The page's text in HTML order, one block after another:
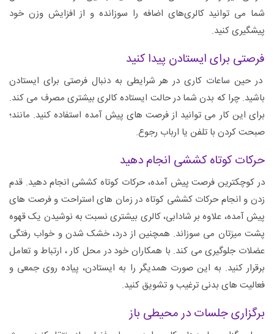
شما می ‌توانید کالری‌های اضافه را سوزانده و از افزایش وزن خود
پیشگیری کنید.
فرصتی برای ایستادن پیدا کنید
در حین ساعات کاری در هر شرایطی به دنبال فرصتی برای ایستادن
باشید. چرا که بدن شما در حالت ایستاده کالری بیشتری مصرف می کند.
برای این کار می ‌توانید از فرصت‌ های پیش آمده استفاده کنید. مانند؛
صبحت کردن با تلفن یا ارباب رجوع.
حرکات کوتاه کششی انجام دهید
در کوچکترین فرصت پیش آمده، حرکات کوتاه کششی انجام دهید. قدم
زدن و انجام حرکات کششی کوتاه در زمان‌ های استراحت و فرصت‌ های
پیش آمده، علاوه بر شادابی، کالری بیشتری نسبت به نوشیدن یک قهوه
پشت میزتان می سوزاند. همچنین از درد، خشک شدن و خواب رفتگی
عضلات جلوگیری می ‌کند. با همکاران خود در محل کار ، ارتباط و تعامل
برقرار کنید. به این صورت همدیگر را به ایستادن، پیاده روی جمعی و
فعالیت‌ های بدنی ترغیب و تشویق کنید.
برگزاری جلسات در محیطی باز